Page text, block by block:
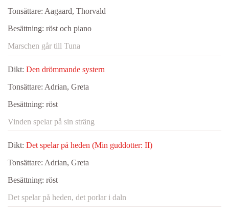
Tonsättare: Aagaard, Thorvald
Besättning: röst och piano
Marschen går till Tuna
Dikt: Den drömmande systern
Tonsättare: Adrian, Greta
Besättning: röst
Vinden spelar på sin sträng
Dikt: Det spelar på heden (Min guddotter: II)
Tonsättare: Adrian, Greta
Besättning: röst
Det spelar på heden, det porlar i daln